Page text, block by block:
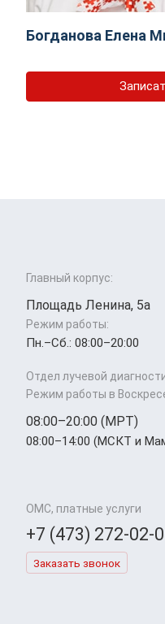
Богданова Елена
Главный корпус:
Площадь Ленина, 5а
Режим работы:
Пн.–Cб.: 08:00–20:00
Отдел лучевой
Режим работы в
08:00–20:00 (МРТ)
08:00–14:00 (МСКТ и
ОМС, платные услуги
+7 (473) 272-02-
Заказать звонок